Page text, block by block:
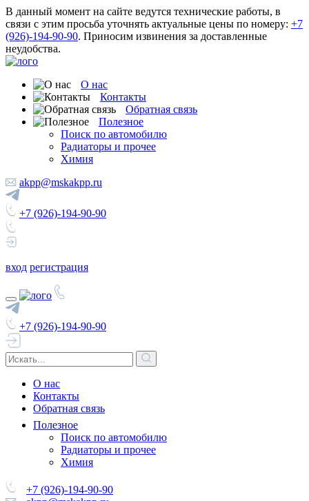
В данный момент на сайте ведутся технические работы, в
связи с этим просьба уточнять актуальные цены по номеру: +7
(926)-194-90-90. Приносим извинения за доставленные
неудобства.
О нас
Контакты
Обратная связь
Полезное
Поиск по автомобилю
Радиаторы и прочее
Химия
akpp@mskakpp.ru
+7 (926)-194-90-90
вход регистрация
+7 (926)-194-90-90
О нас
Контакты
Обратная связь
Полезное
Поиск по автомобилю
Радиаторы и прочее
Химия
+7 (926)-194-90-90